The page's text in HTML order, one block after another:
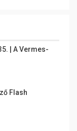
| A Vermes-
Flash